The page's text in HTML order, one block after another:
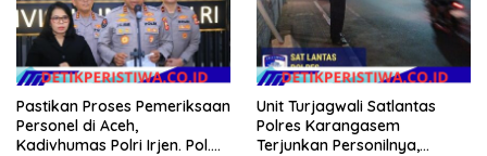
Pastikan Proses Pemeriksaan
Personel di Aceh,
Kadivhumas Polri Irjen. Pol.
Unit Turjagwali Satlantas
Polres Karangasem
Terjunkan Personilnya,